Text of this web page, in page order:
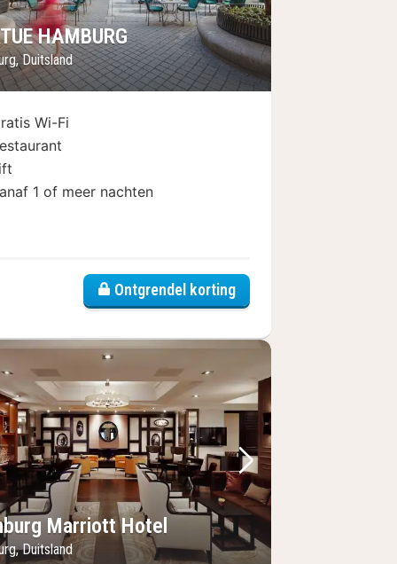
Hotel Hamburg
HAMBURG
Duitsland
Wi-Fi
1 of meer nachten
Ontgrendel korting
foto
Volgende foto
Marriott Hotel
Duitsland